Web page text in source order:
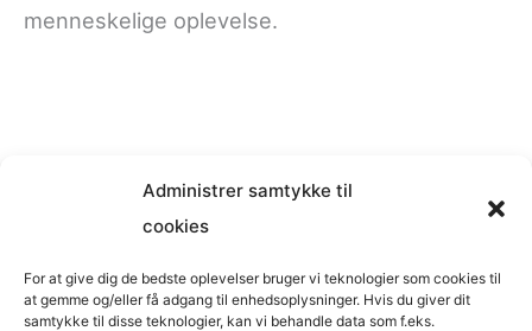
Administrer samtykke til
cookies
For at give dig de bedste oplevelser bruger vi teknologier som cookies til
at gemme og/eller få adgang til enhedsoplysninger. Hvis du giver dit
samtykke til disse teknologier, kan vi behandle data som f.eks.
menneskelige oplevelse.
Musik på
Copyright © 2026 BasimWorld
Udviklet afWebbureau.dk